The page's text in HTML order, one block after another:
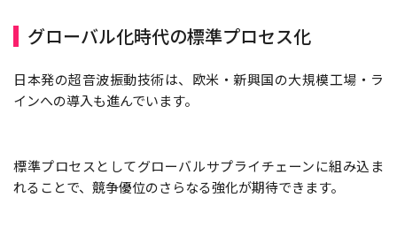
グローバル化時代の標準プロセス化
日本発の超音波振動技術は、欧米・新興国の大規模工場・ラ
インへの導入も進んでいます。
標準プロセスとしてグローバルサプライチェーンに組み込ま
れることで、競争優位のさらなる強化が期待できます。